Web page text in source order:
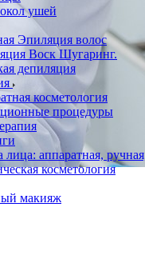
ушей
Эпиляция волос
Воск Шугаринг.
депиляция
косметология
процедуры
лица: аппаратная,
косметология
макияж